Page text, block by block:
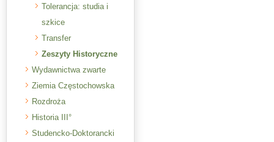
Tolerancja: studia i
szkice
Transfer
Zeszyty Historyczne
Wydawnictwa zwarte
Ziemia Częstochowska
Rozdroża
Historia III°
Studencko-Doktorancki